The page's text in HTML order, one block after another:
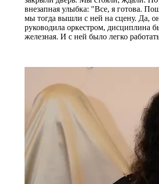
внезапная улыбка: "Все, я готова.
мы тогда вышли с ней на сцену. Да,
руководила оркестром, дисциплина
железная. И с ней было легко